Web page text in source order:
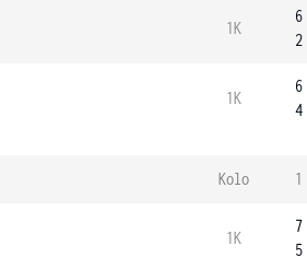
1K
6
2
1K
6
4
Kolo 1
1K
7
5